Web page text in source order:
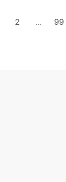
2 ... 99